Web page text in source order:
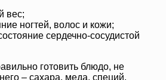
вес;
ногтей, волос и кожи;
сердечно-сосудистой
готовить блюдо, не
– сахара, меда, специй.